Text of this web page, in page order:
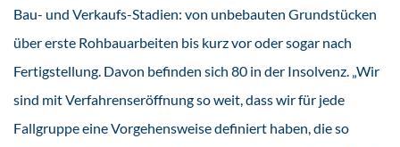
Bau- und Verkaufs-Stadien: von unbebauten Grundstücken
über erste Rohbauarbeiten bis kurz vor oder sogar nach
Fertigstellung. Davon befinden sich 80 in der Insolvenz. „Wir
sind mit Verfahrenseröffnung so weit, dass wir für jede
Fallgruppe eine Vorgehensweise definiert haben, die so